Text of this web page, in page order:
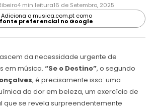
4 min leitura16 de Setembro, 2025
Adiciona o musica.com.pt como
fonte preferencial no Google
da necessidade urgente de
em música. “Se o Destino”, o segundo
, é precisamente isso: uma
da dor em beleza, um exercício de
que se revela surpreendentemente